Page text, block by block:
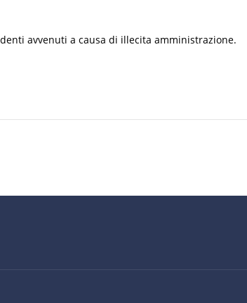
avvenuti a causa di illecita amministrazione.